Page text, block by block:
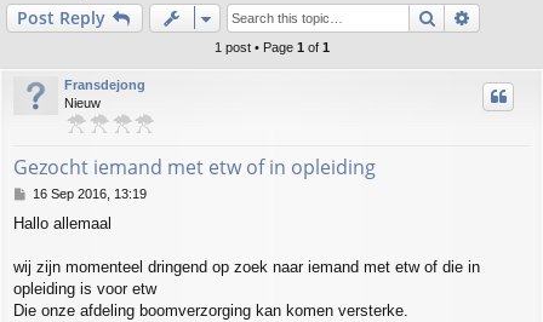
Post Reply Search
1 post • Page 1 of 1
Fransdejong
Nieuw
Gezocht iemand met etw of in opleiding
P
s
16 Sep 2016, 13:19
Hallo allemaal
wij zijn momenteel dringend op zoek naar iemand met etw of die in
opleiding is voor etw
Die onze afdeling boomverzorging kan komen versterke.